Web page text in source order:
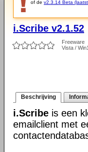
of de v2.3.14 Beta
i.Scribe v2.1.52
Freeware
Vista /
Beschrijving
i.Scribe is een
emailclient met